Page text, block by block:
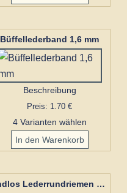
Büffellederband 1,6 mm
Beschreibung
Preis: 1.70 €
4 Varianten wählen
Endlos Lederrundriemen - Lederband 2,5 mm